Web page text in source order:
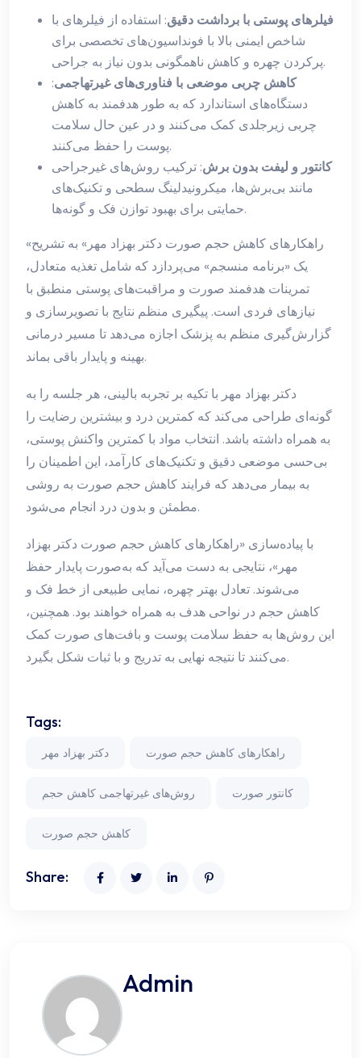
فیلرهای پوستی با برداشت دقیق: استفاده از فیلرهای با
شاخص ایمنی بالا با فونداسیون‌های تخصصی برای
پرکردن چهره و کاهش ناهمگونی بدون نیاز به جراحی.
کاهش چربی موضعی با فناوری‌های غیرتهاجمی:
دستگاه‌های استاندارد که به طور هدفمند به کاهش
چربی زیرجلدی کمک می‌کنند و در عین حال سلامت
پوست را حفظ می‌کنند.
کانتور و لیفت بدون برش: ترکیب روش‌های غیرجراحی
مانند بی‌برش‌ها، میکرونیدلینگ سطحی و تکنیک‌های
حمایتی برای بهبود توازن فک و گونه‌ها.
«راهکارهای کاهش حجم صورت دکتر بهزاد مهر» به تشریح
یک «برنامه منسجم» می‌پردازد که شامل تغذیه متعادل،
تمرینات هدفمند صورت و مراقبت‌های پوستی منطبق با
نیازهای فردی است. پیگیری منظم نتایج با تصویرسازی و
گزارش‌گیری منظم به پزشک اجازه می‌دهد تا مسیر درمانی
بهینه و پایدار باقی بماند.
دکتر بهزاد مهر با تکیه بر تجربه بالینی، هر جلسه را به
گونه‌ای طراحی می‌کند که کمترین درد و بیشترین رضایت را
به همراه داشته باشد. انتخاب مواد با کمترین واکنش پوستی،
بی‌حسی موضعی دقیق و تکنیک‌های کارآمد، این اطمینان را
به بیمار می‌دهد که فرایند کاهش حجم صورت به روشی
مطمئن و بدون درد انجام می‌شود.
با پیاده‌سازی «راهکارهای کاهش حجم صورت دکتر بهزاد
مهر»، نتایجی به دست می‌آید که به‌صورت پایدار حفظ
می‌شوند. تعادل بهتر چهره، نمایی طبیعی از خط فک و
کاهش حجم در نواحی هدف به همراه خواهند بود. همچنین،
این روش‌ها به حفظ سلامت پوست و بافت‌های صورت کمک
می‌کنند تا نتیجه نهایی به تدریج و با ثبات شکل بگیرد.
Tags:
دکتر بهزاد مهر راهکارهای کاهش حجم صورت
روش‌های غیرتهاجمی کاهش حجم کانتور صورت
کاهش حجم صورت
Share:
Admin